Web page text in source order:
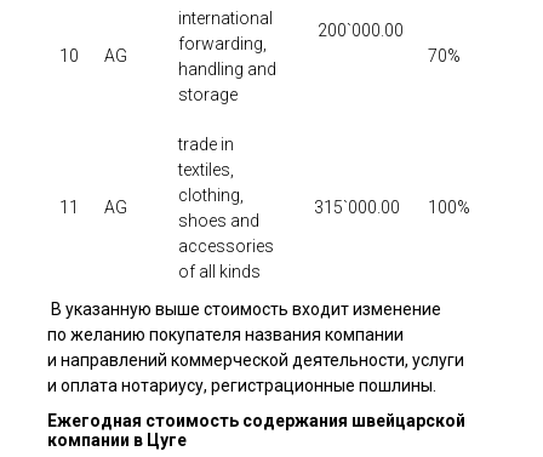
10 AG
international
forwarding,
handling and
storage
200`000.00
70%
11 AG
trade in
textiles,
clothing,
shoes and
accessories
of all kinds
315`000.00 100%
В указанную выше стоимость входит изменение
по желанию покупателя названия компании
и направлений коммерческой деятельности, услуги
и оплата нотариусу, регистрационные пошлины.
Ежегодная стоимость содержания швейцарской
компании в Цуге